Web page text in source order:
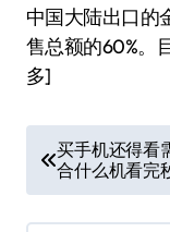
中国大陆出口的
售总额的60%。
多]
章
导
买手机还得看
合什么机看完